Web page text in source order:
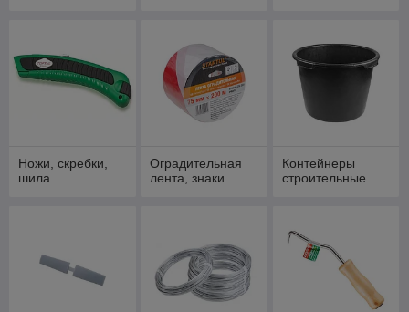
Ножи, скребки,
шила
Оградительная
лента, знаки
Контейнеры
строительные